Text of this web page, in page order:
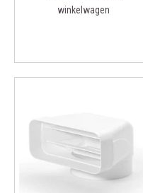
winkelwagen